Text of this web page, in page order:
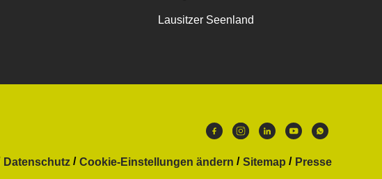
Lausitzer Seenland
Datenschutz Cookie-Einstellungen ändern Sitemap
Presse